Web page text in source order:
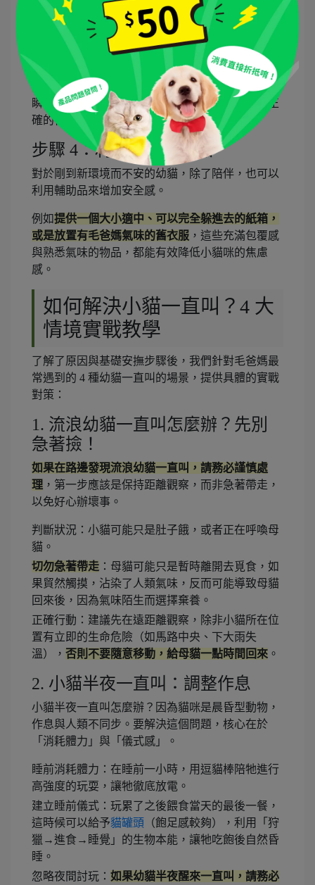
當生理需求都滿足了，卻還是遇到小貓一直叫要人
陪的情況，這時候如果一叫就回應，聰明的貓咪就
會學到：「只要我大叫，奴才就會出現！」 。
所以正確的作法應該是
採取「安靜才有關注」的策
略，當小貓一直叫時先暫時忽略，等到安靜下來的
瞬間，立刻給予口頭讚美或摸摸，協助幼貓建立正
確的行為連結。
步驟 4：利用安撫輔助品
對於剛到新環境而不安的幼貓，除了陪伴，也可以
利用輔助品來增加安全感。
例如提供一個大小適中、可以完全躲進去的紙箱，
或是放置有毛爸媽氣味的舊衣服 ，這些充滿包覆感
與熟悉氣味的物品，都能有效降低小貓咪的焦慮
感。
如何解決小貓一直叫？4 大
情境實戰教學
了解了原因與基礎安撫步驟後，我們針對毛爸媽最
常遇到的 4 種幼貓一直叫的場景，提供具體的實戰
對策：
1. 流浪幼貓一直叫怎麼辦？先別
急著撿！
如果在路邊發現流浪幼貓一直叫，請務必謹慎處
理 ，第一步應該是保持距離觀察，而非急著帶走，
以免好心辦壞事。
判斷狀況：小貓可能只是肚子餓，或者正在呼喚母
貓。
切勿急著帶走 ：母貓可能只是暫時離開去覓食，如
果貿然觸摸，沾染了人類氣味，反而可能導致母貓
回來後，因為氣味陌生而選擇棄養。
正確行動：建議先在遠距離觀察，除非小貓所在位
置有立即的生命危險（如馬路中央、下大雨失
溫）， 否則不要隨意移動，給母貓一點時間回來 。
2. 小貓半夜一直叫：調整作息
小貓半夜一直叫怎麼辦？因為貓咪是晨昏型動物，
作息與人類不同步。要解決這個問題，核心在於
「消耗體力」與「儀式感」。
睡前消耗體力：在睡前一小時，用逗貓棒陪牠進行
高強度的玩耍，讓牠徹底放電。
建立睡前儀式：玩累了之後餵食當天的最後一餐，
這時候可以給予貓罐頭 （飽足感較夠），利用「狩
獵→進食→睡覺」的生物本能，讓牠吃飽後自然昏
睡。
忽略夜間討玩： 如果幼貓半夜醒來一直叫，請務必